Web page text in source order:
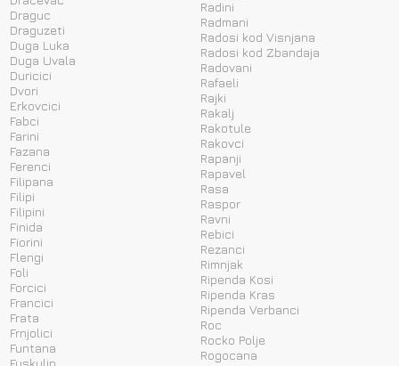
Draguc
Draguzeti
Duga Luka
Duga Uvala
Duricici
Dvori
Erkovcici
Fabci
Farini
Fazana
Ferenci
Filipana
Filipi
Filipini
Finida
Fiorini
Flengi
Foli
Forcici
Francici
Frata
Frnjolici
Funtana
Radini
Radmani
Radosi kod Visnjana
Radosi kod Zbandaja
Radovani
Rafaeli
Rajki
Rakalj
Rakotule
Rakovci
Rapanji
Rapavel
Rasa
Raspor
Ravni
Rebici
Rezanci
Rimnjak
Ripenda Kosi
Ripenda Kras
Ripenda Verbanci
Roc
Rocko Polje
Rogocana